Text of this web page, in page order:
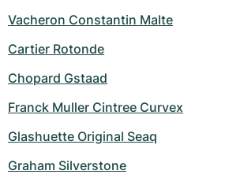
Vacheron Constantin Malte
Cartier Rotonde
Chopard Gstaad
Franck Muller Cintree Curvex
Glashuette Original Seaq
Graham Silverstone